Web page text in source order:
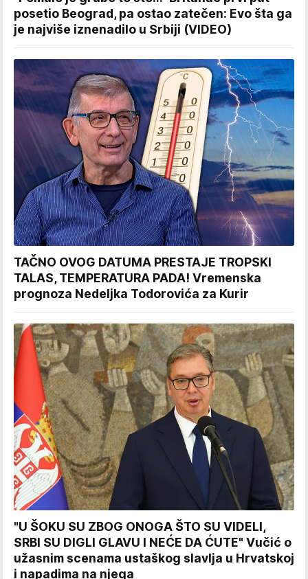
posetio Beograd, pa ostao zatečen: Evo šta ga
je najviše iznenadilo u Srbiji (VIDEO)
TAČNO OVOG DATUMA PRESTAJE TROPSKI
TALAS, TEMPERATURA PADA! Vremenska
prognoza Nedeljka Todorovića za Kurir
"U ŠOKU SU ZBOG ONOGA ŠTO SU VIDELI,
SRBI SU DIGLI GLAVU I NEĆE DA ĆUTE" Vučić o
užasnim scenama ustaškog slavlja u Hrvatskoj
i napadima na njega